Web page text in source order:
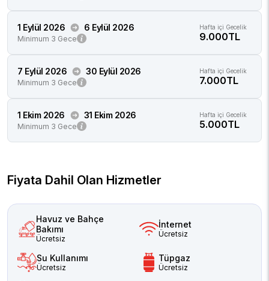
1 Eylül 2026 6 Eylül 2026
Minimum 3 Gece
Hafta içi Gecelik
9.000TL
7 Eylül 2026 30 Eylül 2026
Minimum 3 Gece
Hafta içi Gecelik
7.000TL
1 Ekim 2026 31 Ekim 2026
Minimum 3 Gece
Hafta içi Gecelik
5.000TL
Fiyata Dahil Olan Hizmetler
Havuz ve Bahçe
Bakımı
Ücretsiz
İnternet
Ücretsiz
Su Kullanımı
Ücretsiz
Tüpgaz
Ücretsiz